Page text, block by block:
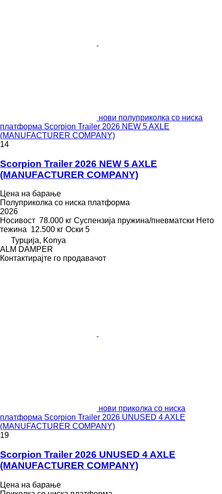
нови полуприколка со ниска
платформа Scorpion Trailer 2026 NEW 5 AXLE
(MANUFACTURER COMPANY)
14
Scorpion Trailer 2026 NEW 5 AXLE
(MANUFACTURER COMPANY)
Цена на барање
Полуприколка со ниска платформа
2026
Носивост 78.000 кг Суспензија пружина/пневматски Нето
тежина 12.500 кг Оски 5
Турција, Konya
ALM DAMPER
Контактирајте го продавачот
нови приколка со ниска
платформа Scorpion Trailer 2026 UNUSED 4 AXLE
(MANUFACTURER COMPANY)
19
Scorpion Trailer 2026 UNUSED 4 AXLE
(MANUFACTURER COMPANY)
Цена на барање